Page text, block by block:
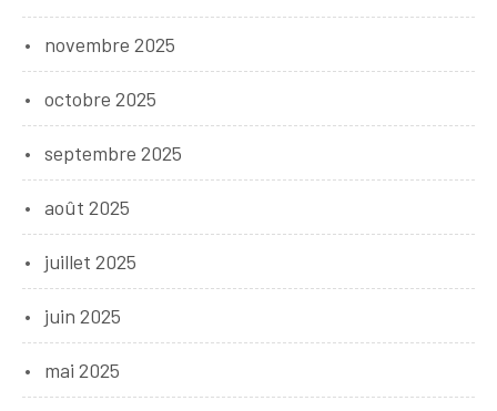
novembre 2025
octobre 2025
septembre 2025
août 2025
juillet 2025
juin 2025
mai 2025